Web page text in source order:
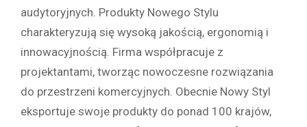
audytoryjnych. Produkty Nowego Stylu
charakteryzują się wysoką jakością, ergonomią i
innowacyjnością. Firma współpracuje z
projektantami, tworząc nowoczesne rozwiązania
do przestrzeni komercyjnych. Obecnie Nowy Styl
eksportuje swoje produkty do ponad 100 krajów,